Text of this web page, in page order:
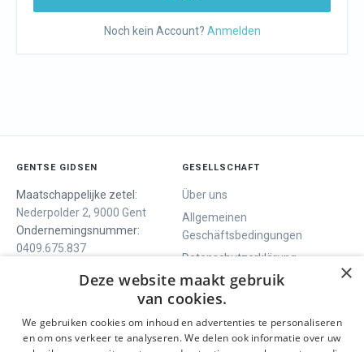
Noch kein Account? Anmelden
GENTSE GIDSEN
Maatschappelijke zetel:
Nederpolder 2, 9000 Gent
Ondernemingsnummer:
0409.675.837
GESELLSCHAFT
Über uns
Allgemeinen
Geschäftsbedingungen
Datenschutzerklärung
Contact
WIR BIETEN SOCIALS
×
Deze website maakt gebruik
van cookies.
We gebruiken cookies om inhoud en advertenties te personaliseren
en om ons verkeer te analyseren. We delen ook informatie over uw